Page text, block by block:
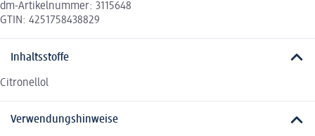
dm-Artikelnummer: 3115648
GTIN: 4251758438829
Inhaltsstoffe
Citronellol
Verwendungshinweise